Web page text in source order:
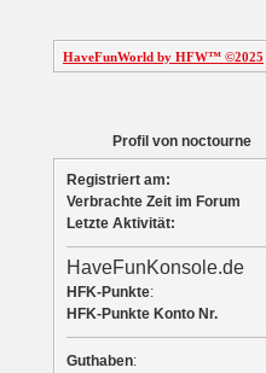
HaveFunWorld by HFW™ ©2025
Profil von noctourne
Registriert am:
Verbrachte Zeit im Forum
Letzte Aktivität:
HaveFunKonsole.de
HFK-Punkte:
HFK-Punkte Konto Nr.
Guthaben: